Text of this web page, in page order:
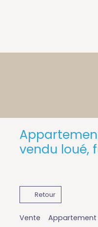
vendu loué,
Retour
Vente Appartement